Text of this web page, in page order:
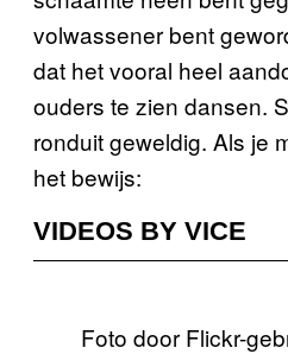
volwassener bent
dat het vooral heel
ouders te zien dansen.
ronduit geweldig. Als je
het bewijs:
VIDEOS BY VICE
Foto door Flickr-